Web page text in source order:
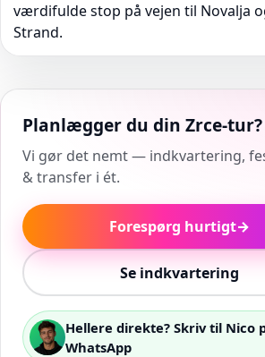
værdifulde stop på vejen til Novalja
Strand.
Planlægger du din Zrce-tur?
Vi gør det nemt — indkvartering,
& transfer i ét.
Forespørg hurtigt→
Se indkvartering
Hellere direkte? Skriv til Nico
WhatsApp